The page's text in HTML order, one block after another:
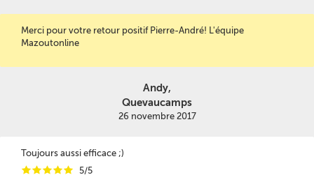
Merci pour votre retour positif Pierre-André! L'équipe
Mazoutonline
Andy,
Quevaucamps
26 novembre 2017
Toujours aussi efficace ;)
iiiii 5/5